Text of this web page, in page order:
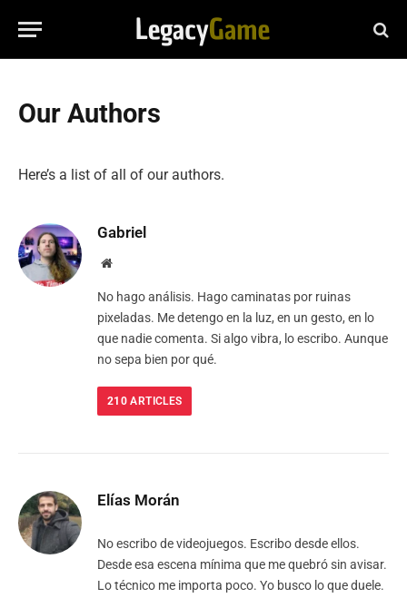
Our Authors
Here’s a list of all of our authors.
Gabriel
Website
No hago análisis. Hago caminatas por ruinas
pixeladas. Me detengo en la luz, en un gesto, en lo
que nadie comenta. Si algo vibra, lo escribo. Aunque
no sepa bien por qué.
210 ARTICLES
Elías Morán
No escribo de videojuegos. Escribo desde ellos.
Desde esa escena mínima que me quebró sin avisar.
Lo técnico me importa poco. Yo busco lo que duele.